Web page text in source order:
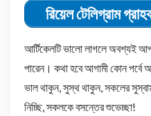
রিয়েল টেলিগ্রাম
আর্টিকেলটি ভালো লাগলে অবশ্যই
পারেন। কথা হবে আগামী কোন পর্বে
ভাল থাকুন, সুস্থ থাকুন, সকলের
নিচ্ছি, সকলকে বসন্তের শুভেচ্ছা!